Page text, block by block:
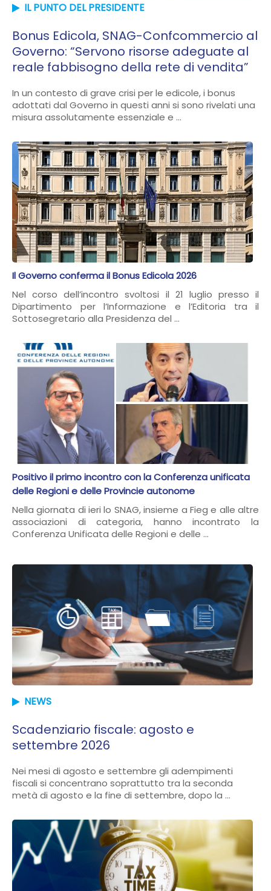
IL PUNTO DEL PRESIDENTE
Bonus Edicola, SNAG-Confcommercio al
Governo: “Servono risorse adeguate al
reale fabbisogno della rete di vendita”
In un contesto di grave crisi per le edicole, i bonus
adottati dal Governo in questi anni si sono rivelati una
misura assolutamente essenziale e ...
Il Governo conferma il Bonus Edicola 2026
Nel corso dell’incontro svoltosi il 21 luglio presso il
Dipartimento per l’Informazione e l’Editoria tra il
Sottosegretario alla Presidenza del ...
Positivo il primo incontro con la Conferenza unificata
delle Regioni e delle Provincie autonome
Nella giornata di ieri lo SNAG, insieme a Fieg e alle altre
associazioni di categoria, hanno incontrato la
Conferenza Unificata delle Regioni e delle ...
NEWS
Scadenziario fiscale: agosto e
settembre 2026
Nei mesi di agosto e settembre gli adempimenti
fiscali si concentrano soprattutto tra la seconda
metà di agosto e la fine di settembre, dopo la ...